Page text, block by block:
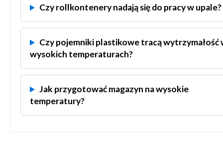
Czy rollkontenery nadają się do pracy w upale?
Czy pojemniki plastikowe tracą wytrzymałość
wysokich temperaturach?
Jak przygotować magazyn na wysokie
temperatury?